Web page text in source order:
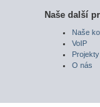
Naše další
Naše
VoIP
Projekty
O nás